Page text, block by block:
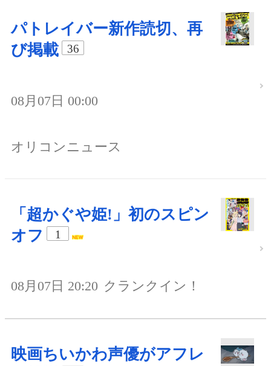
パトレイバー新作読切、再
び掲載
36
08月07日 00:00
オリコンニュース
「超かぐや姫!」初のスピン
オフ
1
08月07日 20:20 クランクイン！
映画ちいかわ声優がアフレ